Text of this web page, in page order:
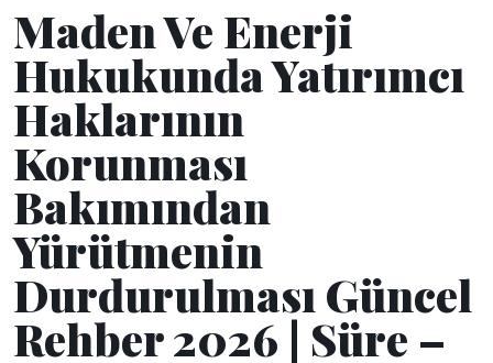
Maden Ve Enerji
Hukukunda Yatırımcı
Haklarının
Korunması
Bakımından
Yürütmenin
Durdurulması Güncel
Rehber 2026 | Süre –